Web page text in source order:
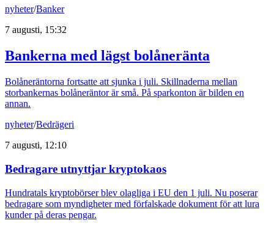
nyheter/Banker
7 augusti, 15:32
Bankerna med lägst bolåneränta
Bolåneräntorna fortsatte att sjunka i juli. Skillnaderna mellan
storbankernas bolåneräntor är små. På sparkonton är bilden en
annan.
nyheter/Bedrägeri
7 augusti, 12:10
Bedragare utnyttjar kryptokaos
Hundratals kryptobörser blev olagliga i EU den 1 juli. Nu poserar
bedragare som myndigheter med förfalskade dokument för att lura
kunder på deras pengar.